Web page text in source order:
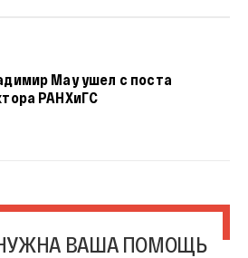
Мау ушел с поста
РАНХиГС
ВАША ПОМОЩЬ